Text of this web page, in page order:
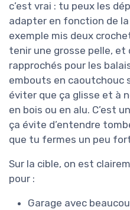
c’est vrai : tu peux les
adapter en fonction de
exemple mis deux
tenir une grosse pelle, et
rapprochés pour les
embouts en caoutchouc
éviter que ça glisse et à
en bois ou en alu. C’est
ça évite d’entendre
que tu fermes un peu
Sur la cible, on est
pour :
Garage avec